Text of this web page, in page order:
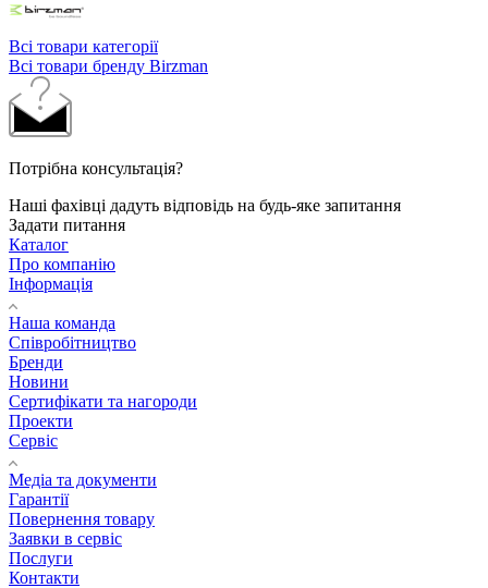
Всі товари категорії
Всі товари бренду Birzman
Потрібна консультація?
Наші фахівці дадуть відповідь на будь-яке запитання
Задати питання
Каталог
Про компанію
Інформація
Наша команда
Співробітництво
Бренди
Новини
Сертифікати та нагороди
Проекти
Сервіс
Медіа та документи
Гарантії
Повернення товару
Заявки в сервіс
Послуги
Контакти